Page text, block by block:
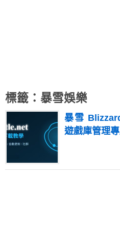
標籤：暴雪娛樂
暴雪
遊戲庫管理